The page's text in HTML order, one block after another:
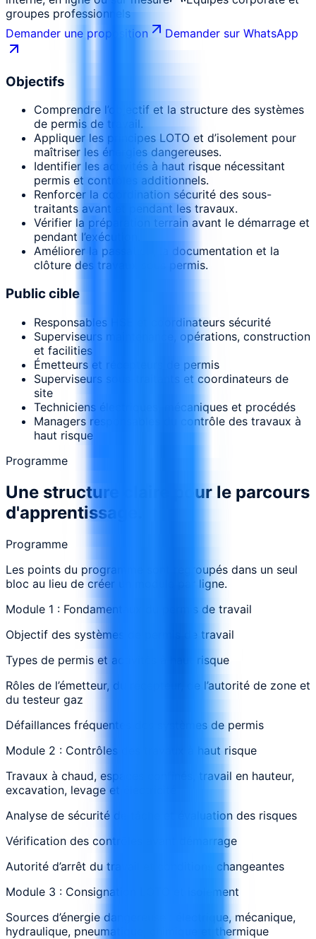
groupes professionnels
Demander une proposition
Demander sur WhatsApp
Objectifs
Comprendre l’objectif et la structure des systèmes
de permis de travail.
Appliquer les principes LOTO et d’isolement pour
maîtriser les énergies dangereuses.
Identifier les activités à haut risque nécessitant
permis et contrôles additionnels.
Renforcer la coordination sécurité des sous-
traitants avant et pendant les travaux.
Vérifier la préparation terrain avant le démarrage et
pendant l’exécution.
Améliorer la passation, la documentation et la
clôture des travaux sous permis.
Public cible
Responsables HSE et coordinateurs sécurité
Superviseurs maintenance, opérations, construction
et facilities
Émetteurs et récepteurs de permis
Superviseurs sous-traitants et coordinateurs de
site
Techniciens électriques, mécaniques et procédés
Managers responsables du contrôle des travaux à
haut risque
Programme
Une structure claire pour le parcours
d'apprentissage.
Programme
Les points du programme sont regroupés dans un seul
bloc au lieu de créer un module par ligne.
Module 1 : Fondamentaux du permis de travail
Objectif des systèmes de permis de travail
Types de permis et activités à haut risque
Rôles de l’émetteur, du récepteur, de l’autorité de zone et
du testeur gaz
Défaillances fréquentes des systèmes de permis
Module 2 : Contrôles des travaux à haut risque
Travaux à chaud, espaces confinés, travail en hauteur,
excavation, levage et électricité
Analyse de sécurité de tâche et évaluation des risques
Vérification des contrôles avant démarrage
Autorité d’arrêt du travail et conditions changeantes
Module 3 : Consignation LOTO et isolement
Sources d’énergie dangereuse : électrique, mécanique,
hydraulique, pneumatique, chimique et thermique